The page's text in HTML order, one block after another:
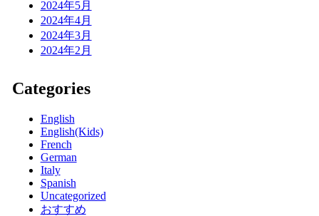
2024年5月
2024年4月
2024年3月
2024年2月
Categories
English
English(Kids)
French
German
Italy
Spanish
Uncategorized
おすすめ